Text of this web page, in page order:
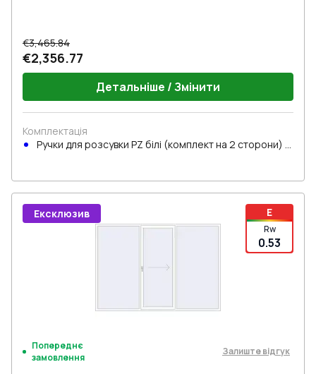
€3,465.84
€2,356.77
Детальніше / Змінити
Комплектація
Ручки для розсувки PZ білі (комплект на 2 сторони) з
E
Rw
0.53
Ексклюзив
Попереднє
замовлення
Залиште відгук